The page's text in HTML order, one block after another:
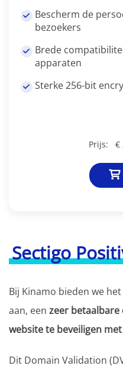
Sectigo
Bij Kinamo bieden we
aan, een zeer
website te beveiligen
Dit Domain Validation
Bescherm de
bezoekers
Brede
apparaten
Sterke 256-bit
Prijs: €